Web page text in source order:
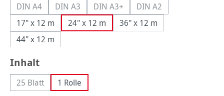
DIN A4(Diese Option ist zurzeit nicht verfügbar.)
DIN A3(Diese Option ist zurzeit nicht verfügbar.)
DIN A3+(Diese Option ist zurzeit nicht
DIN A2(Diese Option ist
17" x 12 m 24" x 12 m
36" x 12 m
44" x 12 m
Inhaltauswählen
25 Blatt(Diese Option ist zurzeit nicht verfügbar.)
1 Rolle